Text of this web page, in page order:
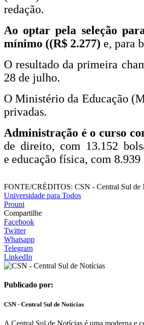
redação.
Ao optar pela seleção
mínimo ((R$ 2.277) e, para
O resultado da primeira
28 de julho.
O Ministério da Educação
privadas.
Administração é o curso
de direito, com 13.152
e educação física, com
FONTE/CRÉDITOS: CSN - Central Sul de
Universidade para Todos
Prouni
Compartilhe
Facebook
Twitter
Whatsapp
Telegram
LinkedIn
Publicado por:
CSN - Central Sul de Notícias
A Central Sul de Notícias é uma moderna e